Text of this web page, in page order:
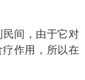
间，由于它对
作用，所以在